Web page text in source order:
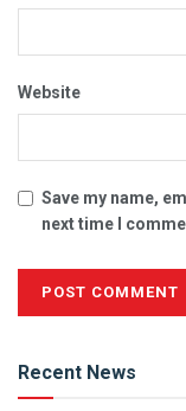
Website
Save my name,
next time I
Recent News